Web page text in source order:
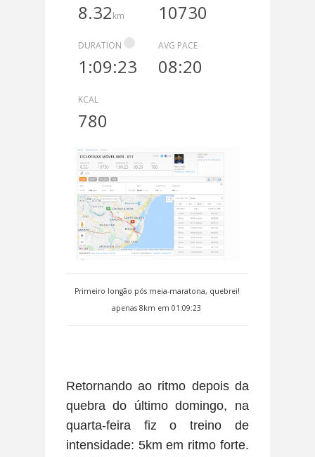
8.32km 10730
DURATION
1:09:23
AVG PACE
08:20
KCAL
780
Primeiro longão pós meia-maratona, quebrei!
apenas 8km em 01:09:23
Retornando ao ritmo depois da
quebra do último domingo, na
quarta-feira fiz o treino de
intensidade: 5km em ritmo forte.